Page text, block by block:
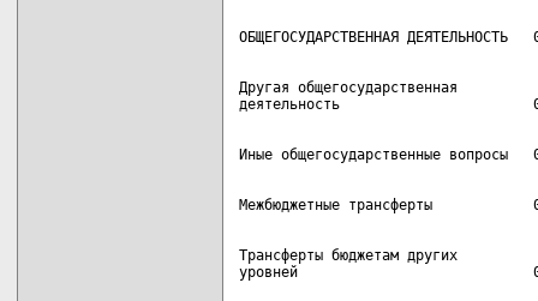
Другая общегосударственная
Трансферты бюджетам других